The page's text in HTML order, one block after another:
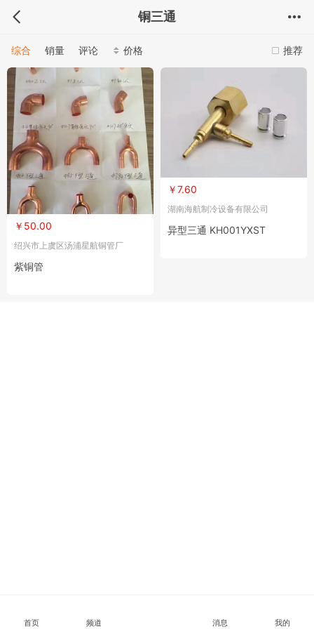
铜三通
推荐
综合 销量 评论 价格
￥50.00
绍兴市上虞区汤浦星航铜管厂
紫铜管
￥7.60
湖南海航制冷设备有限公司
异型三通 KH001YXST
首页 频道 消息 我的